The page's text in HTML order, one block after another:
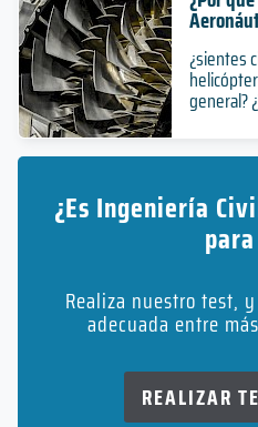
¿sientes
general?
¿Es Ingeniería
Realiza nuestro test,
adecuada entre
REALIZAR